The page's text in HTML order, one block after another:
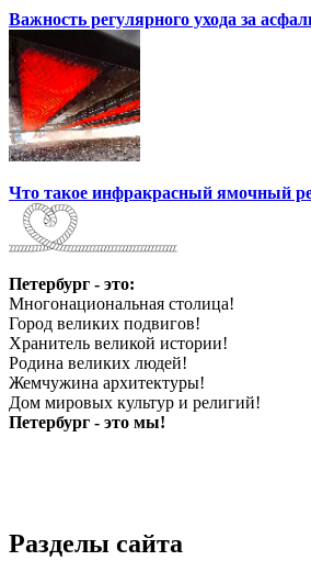
Важность регулярного ухода за
Что такое инфракрасный ямочный
Петербург - это:
Многонациональная столица!
Город великих подвигов!
Хранитель великой истории!
Родина великих людей!
Жемчужина архитектуры!
Дом мировых культур и религий!
Петербург - это мы!
Разделы сайта